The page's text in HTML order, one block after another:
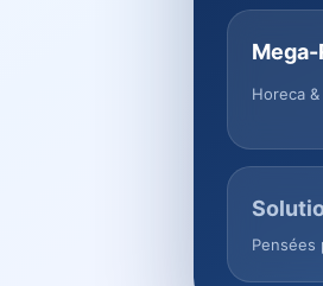
Horeca
Pensées